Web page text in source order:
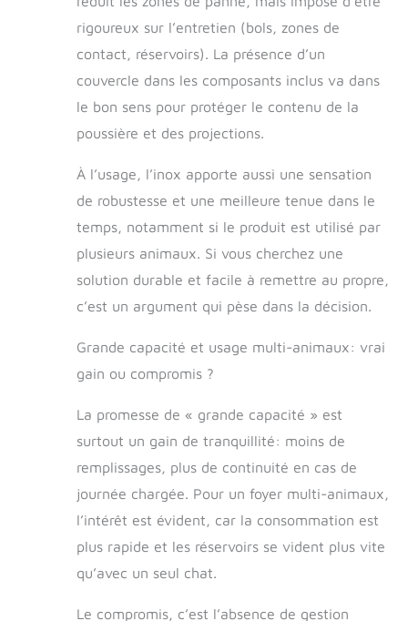
par gravité. Il y a
deux fenêtres
transparentes
pour que vous
puissiez le
surveiller, et vous
à temps lorsque la
sont épuisées. Le
chargeur ne peut
pas être connecté
à l'application et il
n'y a pas de
fonction
minuterie. (Cette
besoin d'être
d'alimentation.
plus sûre pour les
chats) 【La partie
gauche du
distributeur
d'eau】-(1) Base
réglable du bol
rigoureux sur l’entretien (bols, zones de
contact, réservoirs). La présence d’un
couvercle dans les composants inclus va dans
le bon sens pour protéger le contenu de la
poussière et des projections.
À l’usage, l’inox apporte aussi une sensation
de robustesse et une meilleure tenue dans le
temps, notamment si le produit est utilisé par
plusieurs animaux. Si vous cherchez une
solution durable et facile à remettre au propre,
c’est un argument qui pèse dans la décision.
Grande capacité et usage multi-animaux: vrai
gain ou compromis ?
La promesse de « grande capacité » est
surtout un gain de tranquillité: moins de
remplissages, plus de continuité en cas de
journée chargée. Pour un foyer multi-animaux,
l’intérêt est évident, car la consommation est
plus rapide et les réservoirs se vident plus vite
qu’avec un seul chat.
Le compromis, c’est l’absence de gestion